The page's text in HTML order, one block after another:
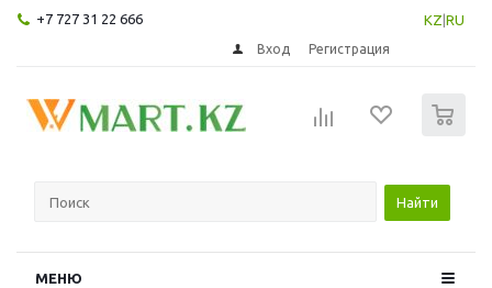
+7 727 31 22 666 KZ RU
Вход Регистрация
Найти
МЕНЮ